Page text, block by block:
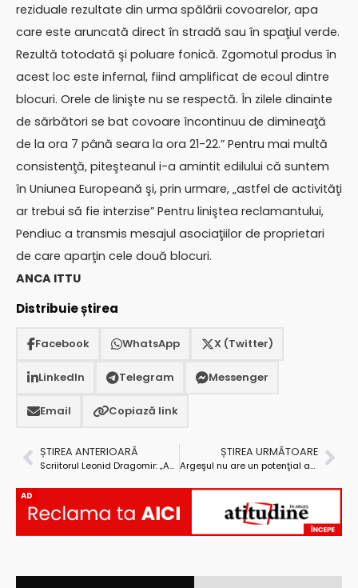
reziduale rezultate din urma spălării covoarelor, apa
care este aruncată direct în stradă sau în spaţiul verde.
Rezultă totodată şi poluare fonică. Zgomotul produs în
acest loc este infernal, fiind amplificat de ecoul dintre
blocuri. Orele de linişte nu se respectă. În zilele dinainte
de sărbători se bat covoare încontinuu de dimineaţă
de la ora 7 până seara la ora 21-22.” Pentru mai multă
consistenţă, piteşteanul i-a amintit edilului că suntem
în Uniunea Europeană şi, prin urmare, „astfel de activităţi
ar trebui să fie interzise” Pentru liniştea reclamantului,
Pendiuc a transmis mesajul asociaţiilor de proprietari
de care aparţin cele două blocuri.
ANCA ITTU
Distribuie știrea
Facebook WhatsApp X (Twitter)
LinkedIn Telegram Messenger
Email Copiază link
ȘTIREA ANTERIOARĂ
Scriitorul Leonid Dragomir: „Am făcut filozofie dintr-o nevoie de a compensa ceea ce nu-mi oferea medicina”
ȘTIREA URMĂTOARE
Argeşul nu are un potenţial agricol maxim, dar are o agricultură bine structurată şi dezvoltată
AD